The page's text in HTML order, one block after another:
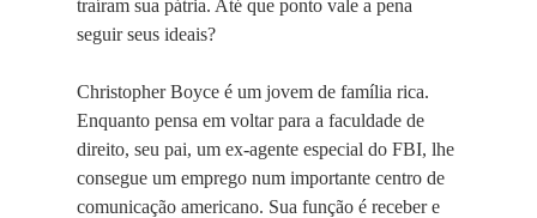
traíram sua pátria. Até que ponto vale a pena
seguir seus ideais?
Christopher Boyce é um jovem de família rica.
Enquanto pensa em voltar para a faculdade de
direito, seu pai, um ex-agente especial do FBI, lhe
consegue um emprego num importante centro de
comunicação americano. Sua função é receber e